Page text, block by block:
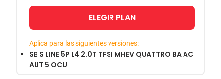
ELEGIR PLAN
Aplica para las siguientes versiones:
SB S LINE 5P L4 2.0T TFSI MHEV QUATTRO BA AC
AUT 5 OCU